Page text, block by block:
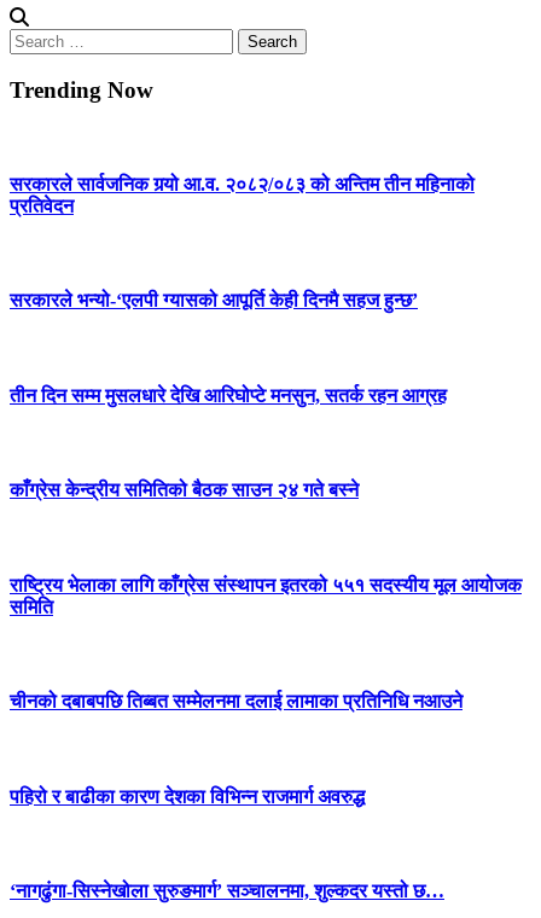
Search
for:
Trending Now
सरकारले सार्वजनिक गर्‍यो आ.व. २०८२/०८३ को अन्तिम तीन महिनाको
प्रतिवेदन
सरकारले भन्यो-‘एलपी ग्यासको आपूर्ति केही दिनमै सहज हुन्छ’
तीन दिन सम्म मुसलधारे देखि आरिघोप्टे मनसुन, सतर्क रहन आग्रह
काँग्रेस केन्द्रीय समितिको बैठक साउन २४ गते बस्ने
राष्ट्रिय भेलाका लागि काँग्रेस संस्थापन इतरको ५५१ सदस्यीय मूल आयोजक
समिति
चीनको दबाबपछि तिब्बत सम्मेलनमा दलाई लामाका प्रतिनिधि नआउने
पहिरो र बाढीका कारण देशका विभिन्न राजमार्ग अवरुद्ध
‘नागढुंगा-सिस्नेखोला सुरुङमार्ग’ सञ्चालनमा, शुल्कदर यस्तो छ…